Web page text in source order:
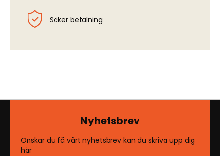
Säker betalning
Nyhetsbrev
Önskar du få vårt nyhetsbrev kan du skriva upp dig
här